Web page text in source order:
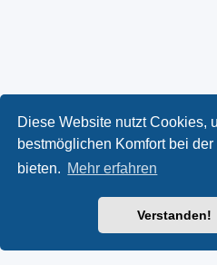
Diese Website nutzt Cookies,
bestmöglichen Komfort bei
bieten. Mehr erfahren
Verstanden!